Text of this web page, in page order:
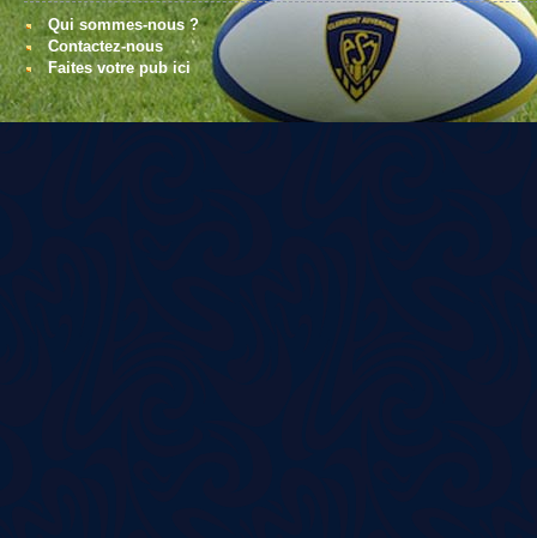
Qui sommes-nous ?
Contactez-nous
Faites votre pub ici